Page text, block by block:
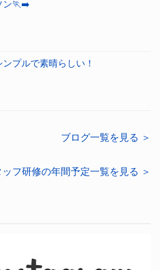
ン🏃‍➡️
プルで素晴らしい！
ブログ一覧を見る ＞
ッフ研修の年間予定一覧を見る ＞